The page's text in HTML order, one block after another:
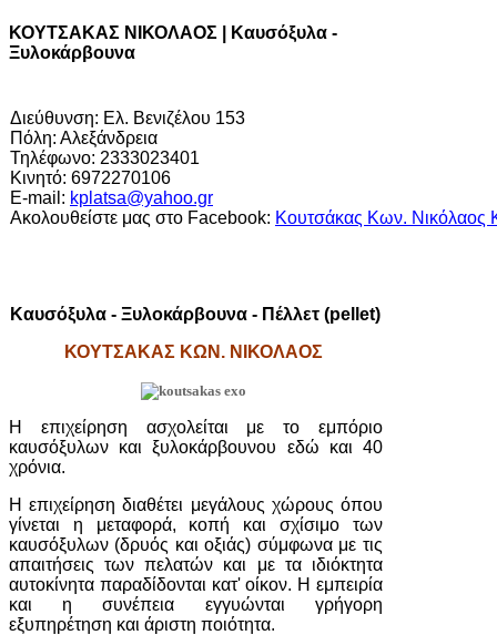
ΚΟΥΤΣΑΚΑΣ ΝΙΚΟΛΑΟΣ | Καυσόξυλα -
Ξυλοκάρβουνα
Διεύθυνση: Ελ. Βενιζέλου 153
Πόλη: Αλεξάνδρεια
Τηλέφωνο: 2333023401
Κινητό: 6972270106
E-mail: kplatsa@yahoo.gr
Ακολουθείστε μας στο Facebook: Κουτσάκας Κων. Νικόλαος
Καυσόξυλα - Ξυλοκάρβουνα - Πέλλετ (pellet)
ΚΟΥΤΣΑΚΑΣ ΚΩΝ. ΝΙΚΟΛΑΟΣ
Η επιχείρηση ασχολείται με το εμπόριο
καυσόξυλων και ξυλοκάρβουνου εδώ και 40
χρόνια.
Η επιχείρηση διαθέτει μεγάλους χώρους όπου
γίνεται η μεταφορά, κοπή και σχίσιμο των
καυσόξυλων (δρυός και οξιάς) σύμφωνα με τις
απαιτήσεις των πελατών και με τα ιδιόκτητα
αυτοκίνητα παραδίδονται κατ' οίκον. Η εμπειρία
και η συνέπεια εγγυώνται γρήγορη
εξυπηρέτηση και άριστη ποιότητα.